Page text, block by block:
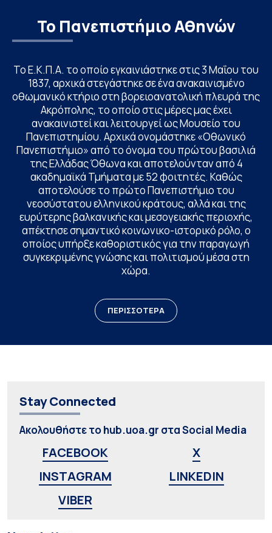
Το Πανεπιστήμιο Αθηνών
Το Ε.Κ.Π.Α. το οποίο εγκαινιάστηκε στις 3 Μαΐου του
1837, αρχικά στεγάστηκε σε ένα ανακαινισμένο
οθωμανικό κτήριο στη βορειοανατολική πλευρά της
Ακρόπολης, το οποίο στις μέρες μας έχει
ανακαινιστεί και λειτουργεί ως Μουσείο του
Πανεπιστημίου. Αρχικά ονομάστηκε «Οθωνικό
Πανεπιστήμιο» από το όνομα του πρώτου βασιλιά
της Ελλάδας Όθωνα και αποτελούνταν από 4
ακαδημαϊκά Τμήματα με 52 φοιτητές. Καθώς
αποτελούσε το πρώτο Πανεπιστήμιο του
νεοσύστατου ελληνικού κράτους, αλλά και της
ευρύτερης βαλκανικής και μεσογειακής περιοχής,
απέκτησε σημαντικό κοινωνικο-ιστορικό ρόλο, ο
οποίος υπήρξε καθοριστικός για την παραγωγή
συγκεκριμένης γνώσης και πολιτισμού μέσα στη
χώρα.
ΠΕΡΙΣΣΟΤΕΡΑ
Stay Connected
Ακολουθήστε το hub.uoa.gr στα Social Media
FACEBOOK
X
INSTAGRAM
LINKEDIN
VIBER